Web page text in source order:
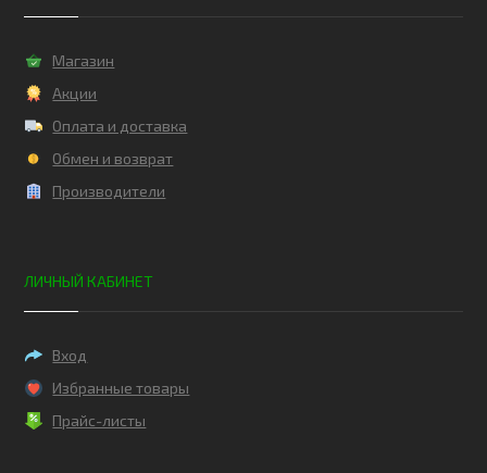
Магазин
Акции
Оплата и доставка
Обмен и возврат
Производители
ЛИЧНЫЙ КАБИНЕТ
Вход
Избранные товары
Прайс-листы